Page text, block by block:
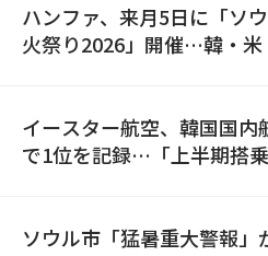
ハンファ、来月5日に「ソ
火祭り2026」開催…韓・米
イースター航空、韓国国内
で1位を記録…「上半期搭乗
ソウル市「猛暑重大警報」